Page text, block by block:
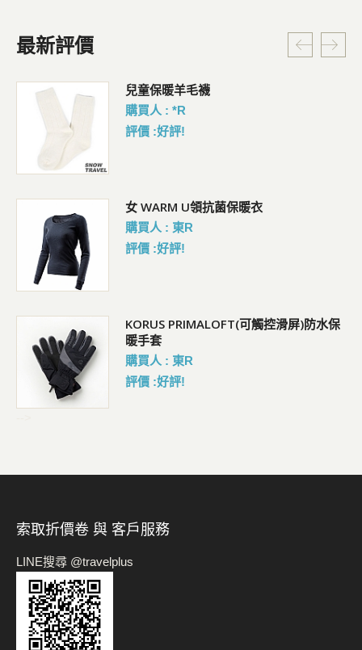
最新評價
兒童保暖羊毛襪
購買人 : *R
評價 :好評!
女 WARM U領抗菌保暖衣
購買人 : 東R
評價 :好評!
KORUS PRIMALOFT(可觸控滑屏)防水保
暖手套
購買人 : 東R
評價 :好評!
索取折價卷 與 客戶服務
LINE搜尋 @travelplus